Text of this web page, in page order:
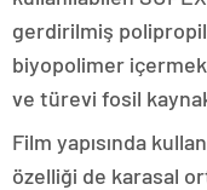
gerdirilmiş
biyopolimer
ve türevi fosil
Film yapısında
özelliği de karasal